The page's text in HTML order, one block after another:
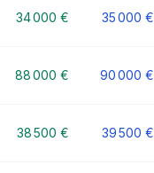
34 000 € 35 000 €
88 000 € 90 000 €
38 500 € 39 500 €